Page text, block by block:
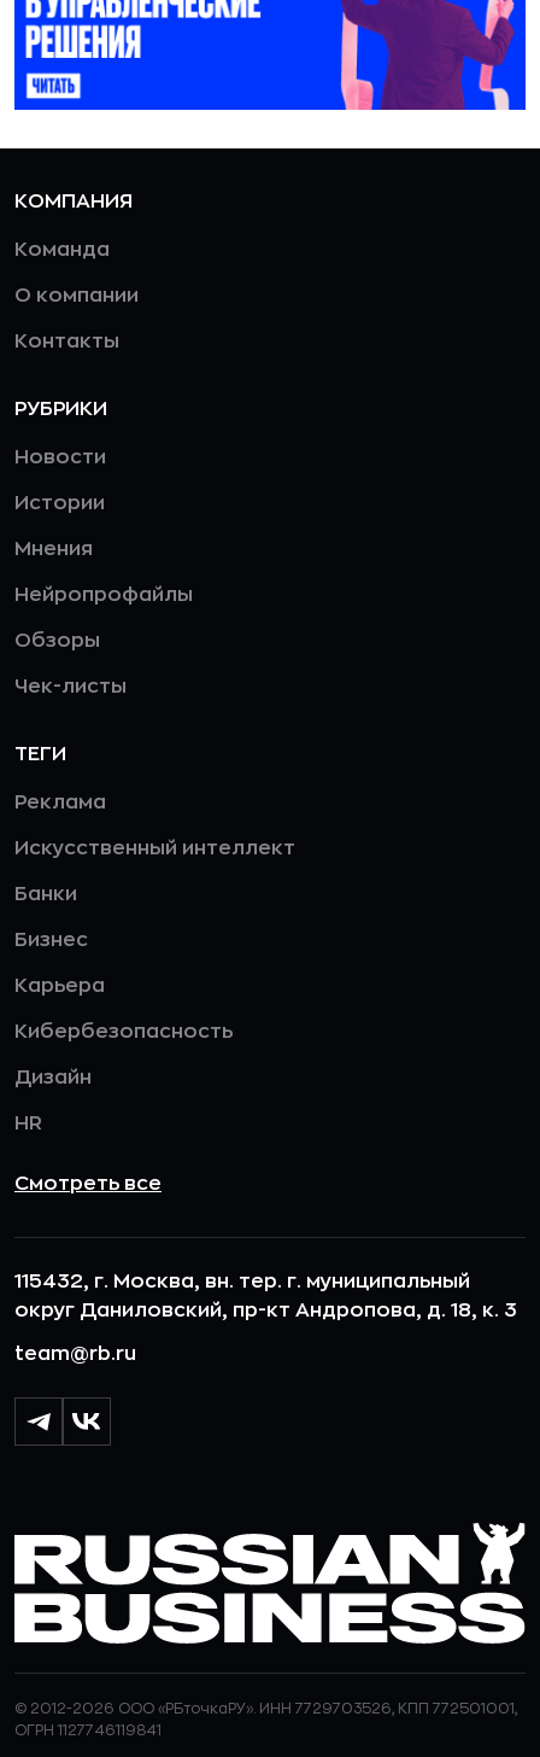
КОМПАНИЯ
Команда
О компании
Контакты
РУБРИКИ
Новости
Истории
Мнения
Нейропрофайлы
Обзоры
Чек-листы
ТЕГИ
Реклама
Искусственный интеллект
Банки
Бизнес
Карьера
Кибербезопасность
Дизайн
HR
Смотреть все
115432, г. Москва, вн. тер. г. муниципальный
округ Даниловский, пр-кт Андропова, д. 18, к. 3
team@rb.ru
© 2012-2026 ООО «РБточкаРУ». ИНН 7729703526, КПП 772501001,
ОГРН 1127746119841